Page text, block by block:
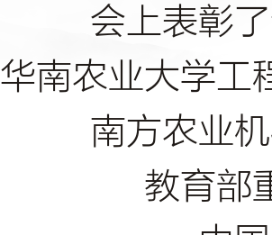
会上表彰
华南农业大学工
南方农业
教育部